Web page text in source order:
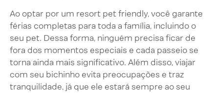
Ao optar por um resort pet friendly, você garante
férias completas para toda a família, incluindo o
seu pet. Dessa forma, ninguém precisa ficar de
fora dos momentos especiais e cada passeio se
torna ainda mais significativo. Além disso, viajar
com seu bichinho evita preocupações e traz
tranquilidade, já que ele estará sempre ao seu